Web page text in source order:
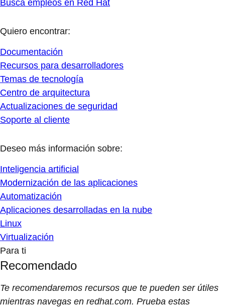
Busca empleos en Red Hat
Quiero encontrar:
Documentación
Recursos para desarrolladores
Temas de tecnología
Centro de arquitectura
Actualizaciones de seguridad
Soporte al cliente
Deseo más información sobre:
Inteligencia artificial
Modernización de las aplicaciones
Automatización
Aplicaciones desarrolladas en la nube
Linux
Virtualización
Para ti
Recomendado
Te recomendaremos recursos que te pueden ser útiles
mientras navegas en redhat.com. Prueba estas